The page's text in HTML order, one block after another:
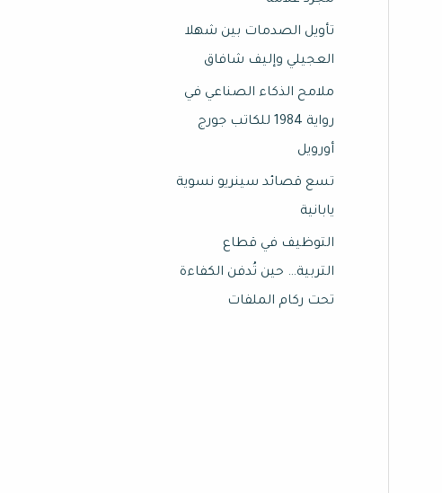
تأويل الصدمات بين شهلا
العجيلي وإليف شافاق
ملامح الذكاء الصناعي في
رواية 1984 للكاتب جورج
أورويل
تسع قصائد سينريو نسوية
يابانية
التوظيف في قطاع
التربية… حين تُدفن الكفاءة
تحت ركام الملفات